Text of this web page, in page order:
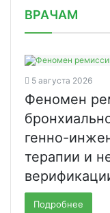
ВРАЧАМ
5 августа 2026
Феномен
генно-
терапии и
Подробнее